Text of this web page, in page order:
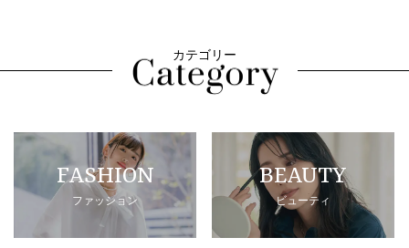
カテゴリー
FASHION
ファッション
BEAUTY
ビューティ